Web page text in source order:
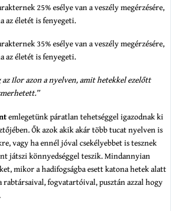
25% esélye van a veszély megérzésére,
az életét is fenyegeti.
35% esélye van a veszély megérzésére,
az életét is fenyegeti.
az Ilor azon a nyelven, amit hetekkel ezelőtt
emlegetünk páratlan tehetséggel igazodnak ki
Ők azok akik akár több tucat nyelven is
vagy ha ennél jóval csekélyebbet is tesznek
játszi könnyedséggel teszik. Mindannyian
mikor a hadifogságba esett katona hetek alatt
fogvatartóival, pusztán azzal hogy